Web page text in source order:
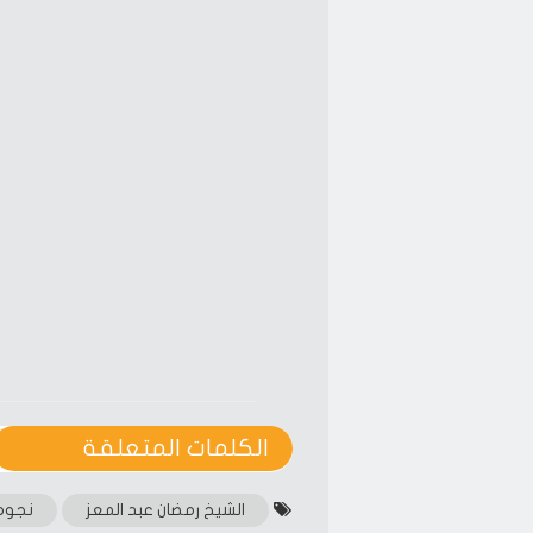
الكلمات المتعلقة‎
الشيخ رمضان عبد المعز